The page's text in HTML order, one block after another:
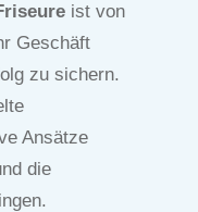
ist von
Geschäft
zu sichern.
Ansätze
die